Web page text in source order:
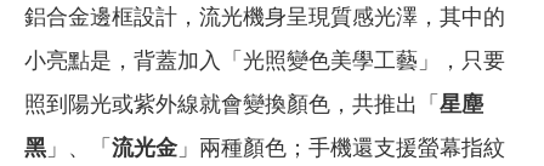
鋁合金邊框設計，流光機身呈現質感光澤，其中的
小亮點是，背蓋加入「光照變色美學工藝」，只要
照到陽光或紫外線就會變換顏色，共推出「 星塵
黑 」、「 流光金 」兩種顏色；手機還支援螢幕指紋